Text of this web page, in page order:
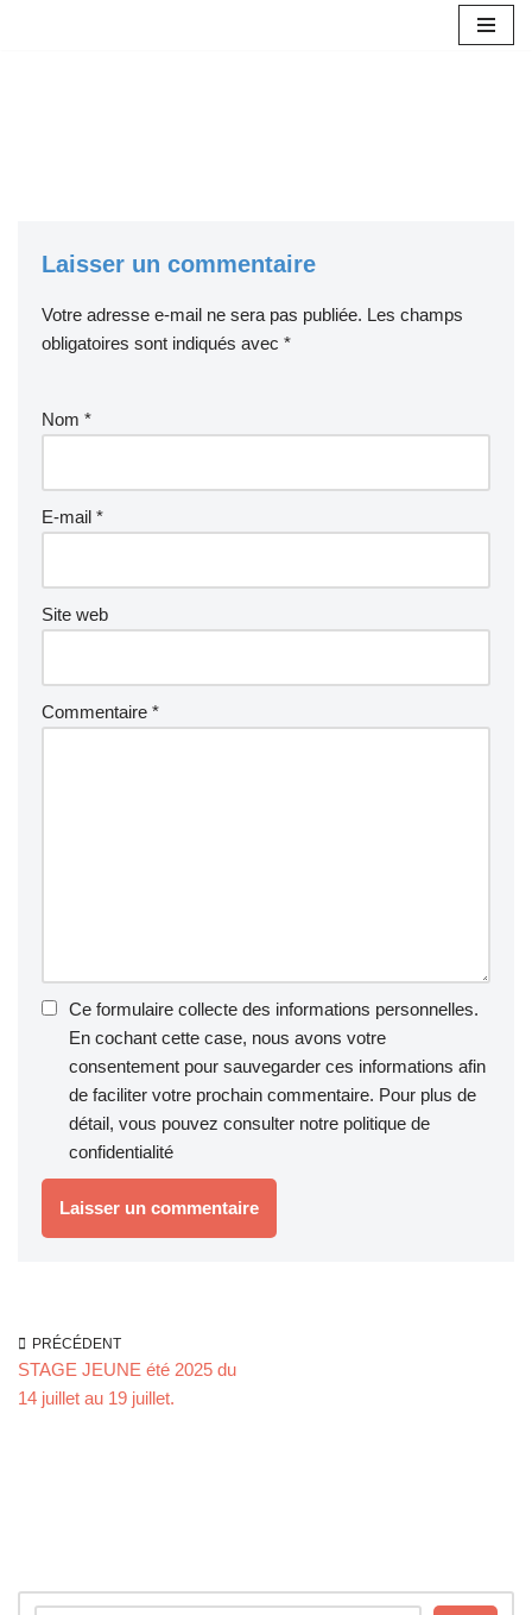
Laisser un commentaire
Votre adresse e-mail ne sera pas publiée. Les champs
obligatoires sont indiqués avec *
Nom *
E-mail *
Site web
Commentaire *
Ce formulaire collecte des informations personnelles.
En cochant cette case, nous avons votre
consentement pour sauvegarder ces informations afin
de faciliter votre prochain commentaire. Pour plus de
détail, vous pouvez consulter notre politique de
confidentialité
PRÉCÉDENT
STAGE JEUNE été 2025 du
14 juillet au 19 juillet.